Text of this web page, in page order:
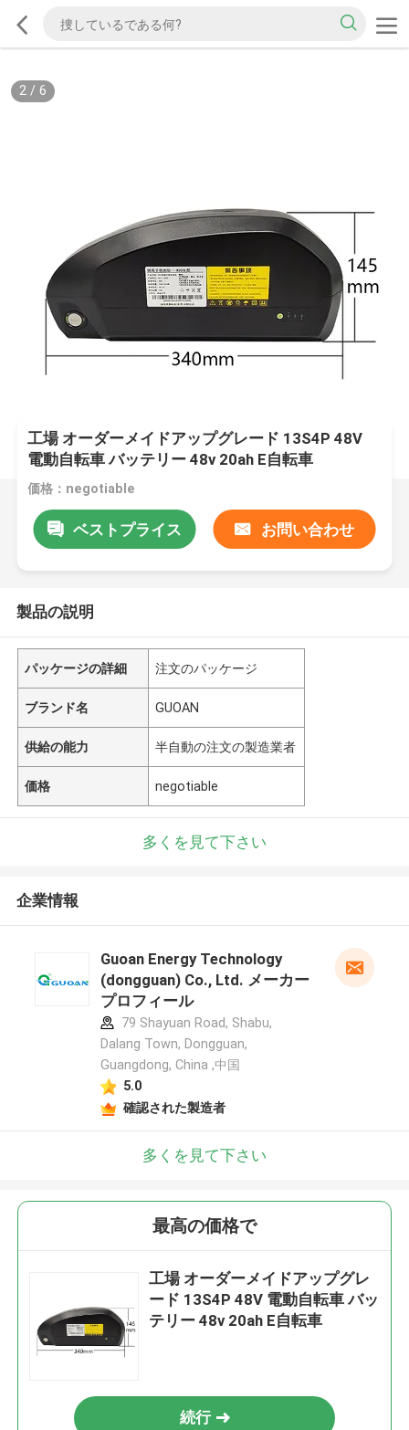
2/ 6
工場 オーダーメイドアップグレード 13S4P 48V
電動自転車 バッテリー 48v 20ah E自転車
価格：negotiable
ベストプライス お問い合わせ
製品の説明
パッケージの詳細 注文のパッケージ
ブランド名 GUOAN
供給の能力 半自動の注文の製造業者
価格 negotiable
多くを見て下さい
企業情報
Guoan Energy Technology
(dongguan) Co., Ltd. メーカー
プロフィール
79 Shayuan Road, Shabu,
Dalang Town, Dongguan,
Guangdong, China ,中国
5.0
確認された製造者
多くを見て下さい
最高の価格で
工場 オーダーメイドアップグレ
ード 13S4P 48V 電動自転車 バッ
テリー 48v 20ah E自転車
続行